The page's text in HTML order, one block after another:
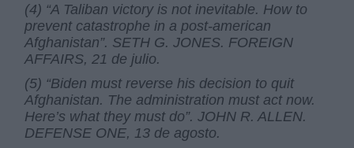
(4) “A Taliban victory is not inevitable. How to
prevent catastrophe in a post-american
Afghanistan”. SETH G. JONES. FOREIGN
AFFAIRS, 21 de julio.
(5) “Biden must reverse his decision to quit
Afghanistan. The administration must act now.
Here’s what they must do”. JOHN R. ALLEN.
DEFENSE ONE, 13 de agosto.